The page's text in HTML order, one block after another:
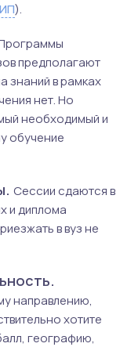
).
предполагают
знаний в рамках
нет. Но
необходимый и
обучение
Сессии сдаются в
и диплома
в вуз не
направлению,
хотите
географию,